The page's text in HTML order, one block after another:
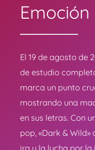
Emoción
El 19 de agosto de
de estudio
marca un punto
mostrando una
en sus letras. Con
pop, «Dark &
ira y la lucha por la